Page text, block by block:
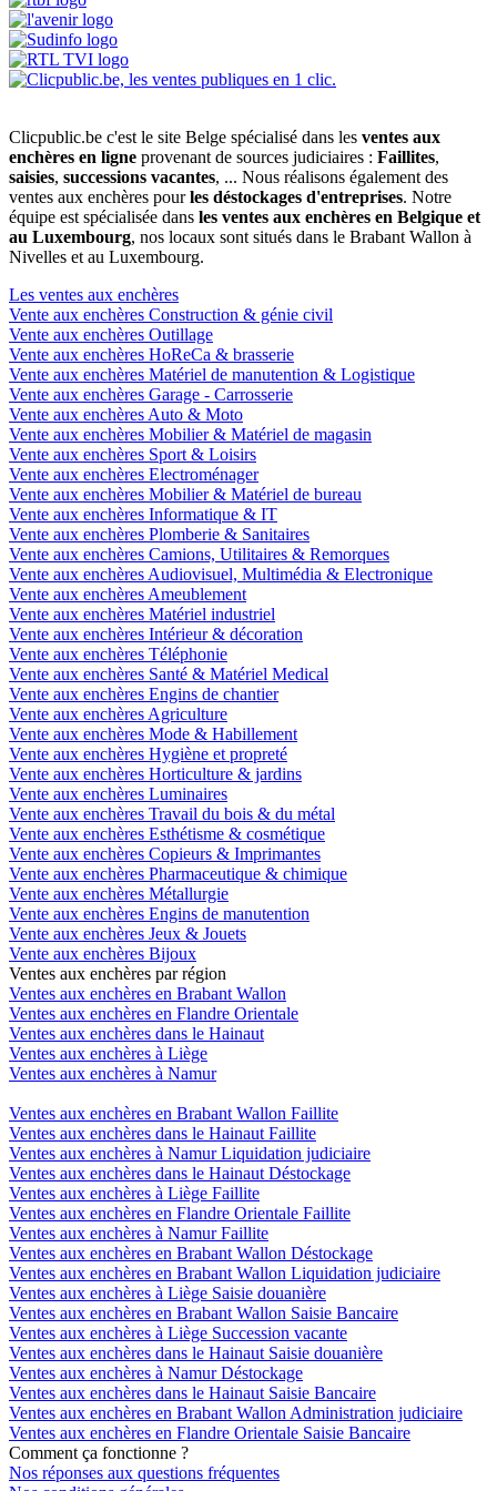
Clicpublic.be c'est le site Belge spécialisé dans les ventes aux
enchères en ligne provenant de sources judiciaires : Faillites,
saisies, successions vacantes, ... Nous réalisons également des
ventes aux enchères pourles déstockages d'entreprises. Notre
équipe est spécialisée dans les ventes aux enchères en Belgique et
au Luxembourg, nos locaux sont situés dans le Brabant Wallon à
Nivelles et au Luxembourg.
Les ventes aux enchères
Vente aux enchères Construction & génie civil
Vente aux enchères Outillage
Vente aux enchères HoReCa & brasserie
Vente aux enchères Matériel de manutention & Logistique
Vente aux enchères Garage - Carrosserie
Vente aux enchères Auto & Moto
Vente aux enchères Mobilier & Matériel de magasin
Vente aux enchères Sport & Loisirs
Vente aux enchères Electroménager
Vente aux enchères Mobilier & Matériel de bureau
Vente aux enchères Informatique & IT
Vente aux enchères Plomberie & Sanitaires
Vente aux enchères Camions, Utilitaires & Remorques
Vente aux enchères Audiovisuel, Multimédia & Electronique
Vente aux enchères Ameublement
Vente aux enchères Matériel industriel
Vente aux enchères Intérieur & décoration
Vente aux enchères Téléphonie
Vente aux enchères Santé & Matériel Medical
Vente aux enchères Engins de chantier
Vente aux enchères Agriculture
Vente aux enchères Mode & Habillement
Vente aux enchères Hygiène et propreté
Vente aux enchères Horticulture & jardins
Vente aux enchères Luminaires
Vente aux enchères Travail du bois & du métal
Vente aux enchères Esthétisme & cosmétique
Vente aux enchères Copieurs & Imprimantes
Vente aux enchères Pharmaceutique & chimique
Vente aux enchères Métallurgie
Vente aux enchères Engins de manutention
Vente aux enchères Jeux & Jouets
Vente aux enchères Bijoux
Ventes aux enchères par région
Ventes aux enchères en Brabant Wallon
Ventes aux enchères en Flandre Orientale
Ventes aux enchères dans le Hainaut
Ventes aux enchères à Liège
Ventes aux enchères à Namur
Ventes aux enchères en Brabant Wallon Faillite
Ventes aux enchères dans le Hainaut Faillite
Ventes aux enchères à Namur Liquidation judiciaire
Ventes aux enchères dans le Hainaut Déstockage
Ventes aux enchères à Liège Faillite
Ventes aux enchères en Flandre Orientale Faillite
Ventes aux enchères à Namur Faillite
Ventes aux enchères en Brabant Wallon Déstockage
Ventes aux enchères en Brabant Wallon Liquidation judiciaire
Ventes aux enchères à Liège Saisie douanière
Ventes aux enchères en Brabant Wallon Saisie Bancaire
Ventes aux enchères à Liège Succession vacante
Ventes aux enchères dans le Hainaut Saisie douanière
Ventes aux enchères à Namur Déstockage
Ventes aux enchères dans le Hainaut Saisie Bancaire
Ventes aux enchères en Brabant Wallon Administration judiciaire
Ventes aux enchères en Flandre Orientale Saisie Bancaire
Comment ça fonctionne ?
Nos réponses aux questions fréquentes